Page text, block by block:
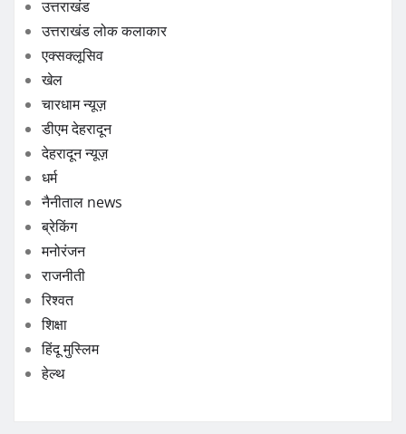
उत्तराखंड
उत्तराखंड लोक कलाकार
एक्सक्लूसिव
खेल
चारधाम न्यूज़
डीएम देहरादून
देहरादून न्यूज़
धर्म
नैनीताल news
ब्रेकिंग
मनोरंजन
राजनीती
रिश्वत
शिक्षा
हिंदू मुस्लिम
हेल्थ